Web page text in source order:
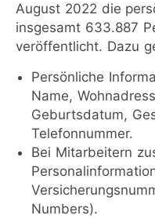
August 2022 die
insgesamt 633.887
veröffentlicht. Dazu
Persönliche
Name,
Geburtsdatum,
Telefonnummer.
Bei Mitarbeitern
Numbers).